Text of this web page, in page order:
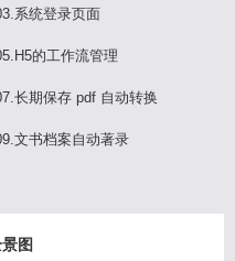
系统登录页面
的工作流管理
长期保存 pdf 自动转换
文书档案自动著录
图